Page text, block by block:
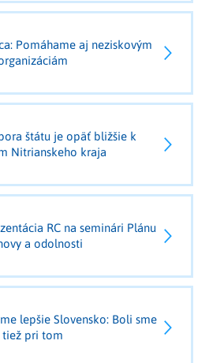
Pomáhame aj neziskovým
štátu je opäť bližšie k
Nitrianskeho kraja
RC na seminári Plánu
a odolnosti
lepšie Slovensko: Boli sme
tiež pri tom